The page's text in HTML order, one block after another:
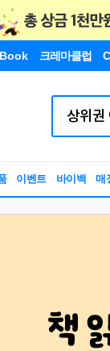
크레마클럽
이벤트 바이백 매